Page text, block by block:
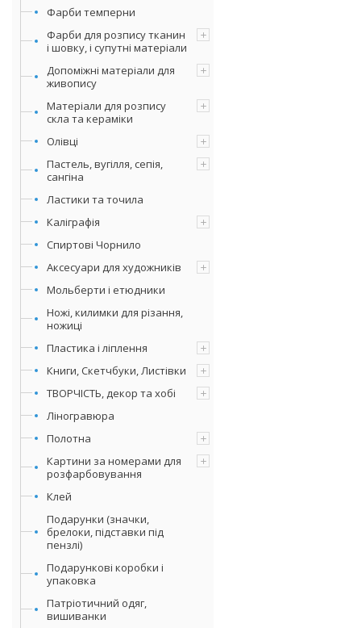
Фарби темперни
Фарби для розпису тканин
і шовку, і супутні матеріали
Допоміжні матеріали для
живопису
Матеріали для розпису
скла та кераміки
Олівці
Пастель, вугілля, сепія,
сангіна
Ластики та точила
Каліграфія
Спиртові Чорнило
Аксесуари для художників
Мольберти і етюдники
Ножі, килимки для різання,
ножиці
Пластика і ліплення
Книги, Скетчбуки, Листівки
ТВОРЧІСТЬ, декор та хобі
Ліногравюра
Полотна
Картини за номерами для
розфарбовування
Клей
Подарунки (значки,
брелоки, підставки під
пензлі)
Подарункові коробки і
упаковка
Патріотичний одяг,
вишиванки